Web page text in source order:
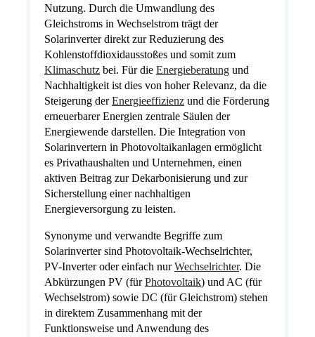
Nutzung. Durch die Umwandlung des
Gleichstroms in Wechselstrom trägt der
Solarinverter direkt zur Reduzierung des
Kohlenstoffdioxidausstoßes und somit zum
Klimaschutz bei. Für die Energieberatung und
Nachhaltigkeit ist dies von hoher Relevanz, da die
Steigerung derEnergieeffizienz und die Förderung
erneuerbarer Energien zentrale Säulen der
Energiewende darstellen. Die Integration von
Solarinvertern in Photovoltaikanlagen ermöglicht
es Privathaushalten und Unternehmen, einen
aktiven Beitrag zur Dekarbonisierung und zur
Sicherstellung einer nachhaltigen
Energieversorgung zu leisten.
Synonyme und verwandte Begriffe zum
Solarinverter sind Photovoltaik-Wechselrichter,
PV-Inverter oder einfach nurWechselrichter. Die
Abkürzungen PV (fürPhotovoltaik) und AC (für
Wechselstrom) sowie DC (für Gleichstrom) stehen
in direktem Zusammenhang mit der
Funktionsweise und Anwendung des